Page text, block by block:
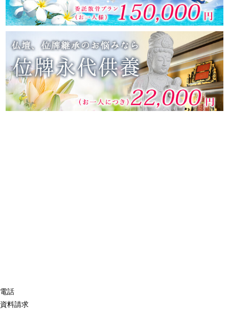
電話
資料請求